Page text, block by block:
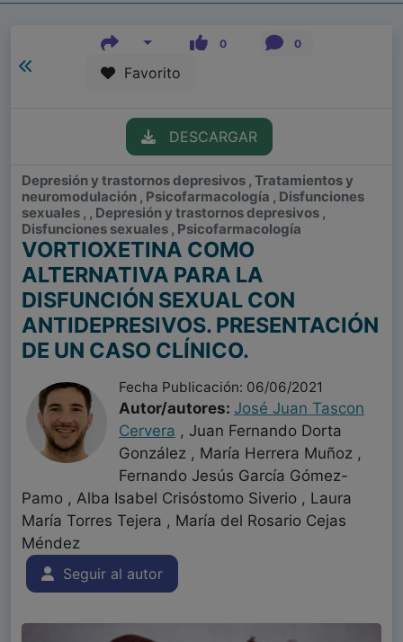
0 0
Favorito
DESCARGAR
Depresión y trastornos depresivos , Tratamientos y
neuromodulación , Psicofarmacología , Disfunciones
sexuales , , Depresión y trastornos depresivos ,
Disfunciones sexuales , Psicofarmacología
VORTIOXETINA COMO
ALTERNATIVA PARA LA
DISFUNCIÓN SEXUAL CON
ANTIDEPRESIVOS. PRESENTACIÓN
DE UN CASO CLÍNICO.
Fecha Publicación: 06/06/2021
Autor/autores: José Juan Tascon
Cervera , Juan Fernando Dorta
González , María Herrera Muñoz ,
Fernando Jesús García Gómez-
Pamo , Alba Isabel Crisóstomo Siverio , Laura
María Torres Tejera , María del Rosario Cejas
Méndez
Seguir al autor